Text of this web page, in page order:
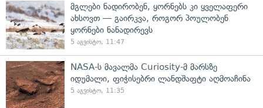
მგლები ნადირობენ, ყორნებს კი ყველაფერი
ახსოვთ — გაირკვა, როგორ პოულობენ
ყორნები ნანადირევს
5 აგვისტო, 11:47
NASA-ს მავალმა Curiosity-მ მარსზე
იდუმალი, ფიჭისებრი ლანდშაფტი აღმოაჩინა
5 აგვისტო, 11:35